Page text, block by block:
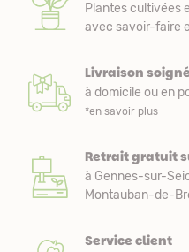
Plantes cultivées
avec savoir-faire
Livraison
à domicile ou en
*en savoir plus
Retrait gratuit
à Gennes-sur-
Montauban-de-
Service client